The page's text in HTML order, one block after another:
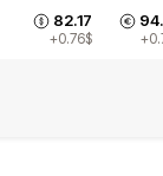
82.17
+0.76$